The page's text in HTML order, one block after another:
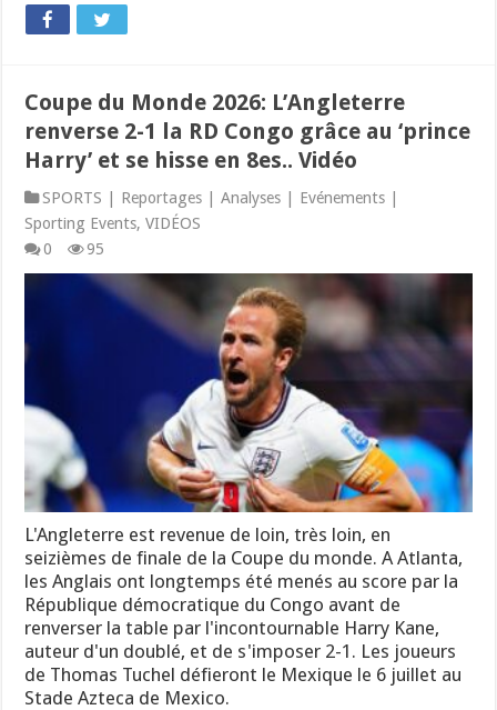
Coupe du Monde 2026: L’Angleterre
renverse 2-1 la RD Congo grâce au ‘prince
Harry’ et se hisse en 8es.. Vidéo
SPORTS | Reportages | Analyses | Evénements |
Sporting Events,VIDÉOS
0
95
L'Angleterre est revenue de loin, très loin, en
seizièmes de finale de la Coupe du monde. A Atlanta,
les Anglais ont longtemps été menés au score par la
République démocratique du Congo avant de
renverser la table par l'incontournable Harry Kane,
auteur d'un doublé, et de s'imposer 2-1. Les joueurs
de Thomas Tuchel défieront le Mexique le 6 juillet au
Stade Azteca de Mexico.